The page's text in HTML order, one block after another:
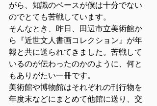
がら、知識のベースが僕は十分でない
のでとても苦戦しています。
そんなとき、昨日、田辺市立美術館か
ら『近世文人書画コレクション』が年
報と共に送られてきました。苦戦して
いるのが伝わったのかのように、何と
もありがたい一冊です。
美術館や博物館はそれぞれの刊行物を
年度末などにまとめて他館に送り、交